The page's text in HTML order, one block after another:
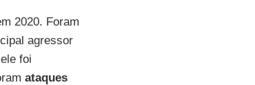
2020. Foram
agressor
foi
ataques